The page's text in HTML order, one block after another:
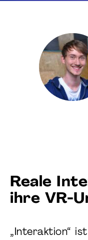
Reale
ihre VR-
„Interaktion“